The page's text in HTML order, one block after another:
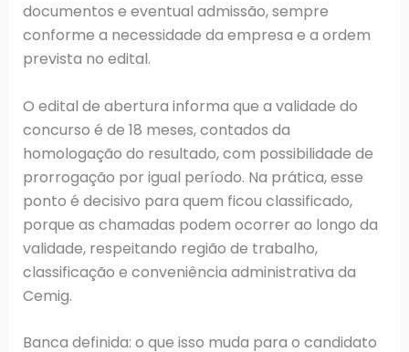
documentos e eventual admissão, sempre
conforme a necessidade da empresa e a ordem
prevista no edital.
O edital de abertura informa que a validade do
concurso é de 18 meses, contados da
homologação do resultado, com possibilidade de
prorrogação por igual período. Na prática, esse
ponto é decisivo para quem ficou classificado,
porque as chamadas podem ocorrer ao longo da
validade, respeitando região de trabalho,
classificação e conveniência administrativa da
Cemig.
Banca definida: o que isso muda para o candidato